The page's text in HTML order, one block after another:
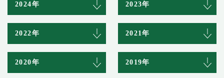
2024年 2023年
2022年 2021年
2020年 2019年